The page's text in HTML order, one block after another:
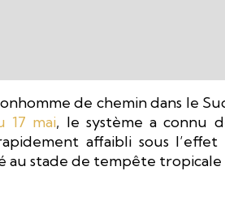
de chemin dans le
17 mai, le système a connu
affaibli sous
au stade de tempête tropicale